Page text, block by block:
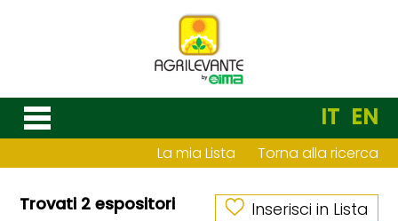
IT EN
La mia Lista Torna alla ricerca
Trovati 2 espositori Inserisci in Lista